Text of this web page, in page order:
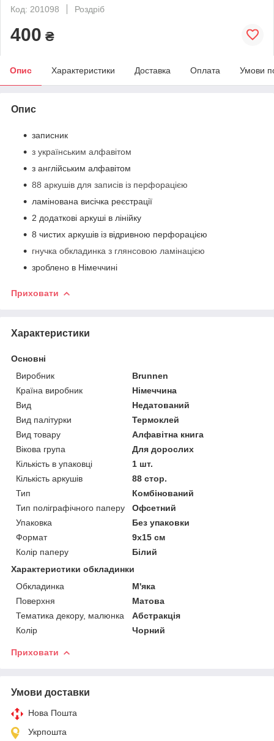
Код: 201098
Роздріб
400 ₴
Опис Характеристики Доставка Оплата Умови
Опис
записник
з українським алфавітом
з англійським алфавітом
88 аркушів для записів із перфорацією
ламінована висічка реєстрації
2 додаткові аркуші в лінійку
8 чистих аркушів із відривною перфорацією
гнучка обкладинка з глянсовою ламінацією
зроблено в Німеччині
Приховати
Характеристики
Основні
Виробник
Brunnen
Країна виробник
Німеччина
Вид
Недатований
Вид палітурки
Термоклей
Вид товару
Алфавітна книга
Вікова група
Для дорослих
Кількість в упаковці
1 шт.
Кількість аркушів
88 стор.
Тип
Комбінований
Тип поліграфічного паперу
Офсетний
Упаковка
Без упаковки
Формат
9х15 см
Колір паперу
Білий
Характеристики обкладинки
Обкладинка
М'яка
Поверхня
Матова
Тематика декору, малюнка
Абстракція
Колір
Чорний
Приховати
Умови доставки
Нова Пошта
Укрпошта